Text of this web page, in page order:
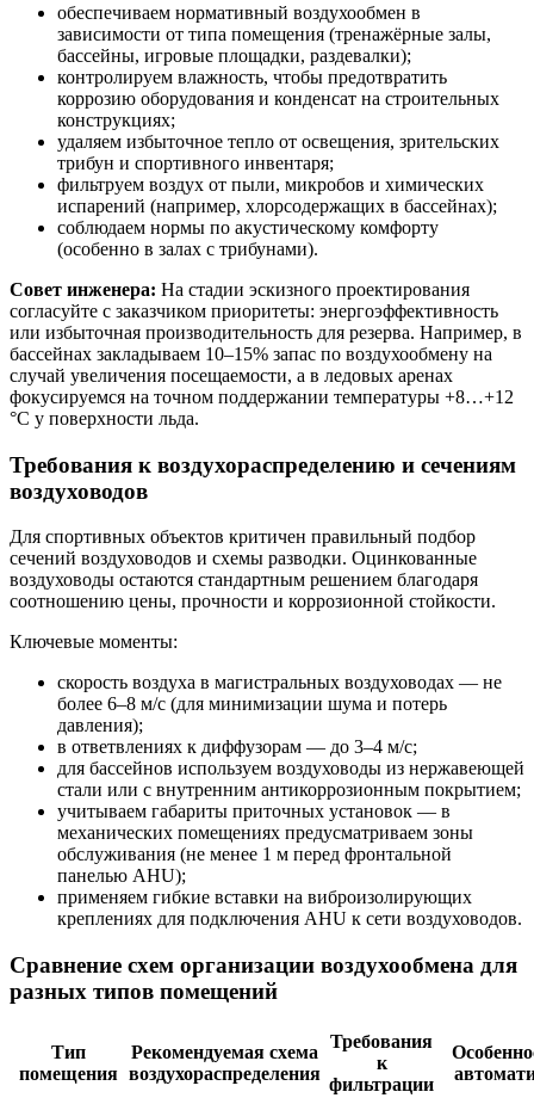
обеспечиваем нормативный воздухообмен в
зависимости от типа помещения (тренажёрные залы,
бассейны, игровые площадки, раздевалки);
контролируем влажность, чтобы предотвратить
коррозию оборудования и конденсат на строительных
конструкциях;
удаляем избыточное тепло от освещения, зрительских
трибун и спортивного инвентаря;
фильтруем воздух от пыли, микробов и химических
испарений (например, хлорсодержащих в бассейнах);
соблюдаем нормы по акустическому комфорту
(особенно в залах с трибунами).
Совет инженера: На стадии эскизного проектирования
согласуйте с заказчиком приоритеты: энергоэффективность
или избыточная производительность для резерва. Например, в
бассейнах закладываем 10–15% запас по воздухообмену на
случай увеличения посещаемости, а в ледовых аренах
фокусируемся на точном поддержании температуры +8…+12
°C у поверхности льда.
Требования к воздухораспределению и сечениям
воздуховодов
Для спортивных объектов критичен правильный подбор
сечений воздуховодов и схемы разводки. Оцинкованные
воздуховоды остаются стандартным решением благодаря
соотношению цены, прочности и коррозионной стойкости.
Ключевые моменты:
скорость воздуха в магистральных воздуховодах — не
более 6–8 м/с (для минимизации шума и потерь
давления);
в ответвлениях к диффузорам — до 3–4 м/с;
для бассейнов используем воздуховоды из нержавеющей
стали или с внутренним антикоррозионным покрытием;
учитываем габариты приточных установок — в
механических помещениях предусматриваем зоны
обслуживания (не менее 1 м перед фронтальной
панелью AHU);
применяем гибкие вставки на виброизолирующих
креплениях для подключения AHU к сети воздуховодов.
Сравнение схем организации воздухообмена для
разных типов помещений
Тип
помещения
Рекомендуемая схема
воздухораспределения
Требования
к
фильтрации